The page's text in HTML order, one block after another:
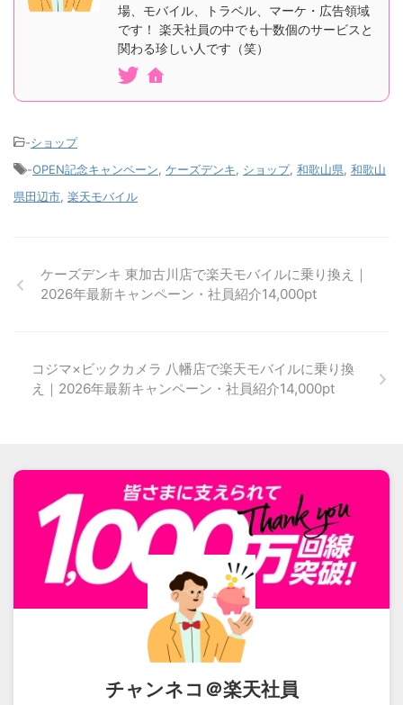
場、モバイル、トラベル、マーケ・広告領域
です！ 楽天社員の中でも十数個のサービスと
関わる珍しい人です（笑）
-ショップ
-OPEN記念キャンペーン ケーズデンキ ショップ, 和歌山県 和歌山
県田辺市 楽天モバイル
ケーズデンキ 東加古川店で楽天モバイルに乗り換え｜
2026年最新キャンペーン・社員紹介14,000pt
コジマ×ビックカメラ 八幡店で楽天モバイルに乗り換
え｜2026年最新キャンペーン・社員紹介14,000pt
チャンネコ＠楽天社員